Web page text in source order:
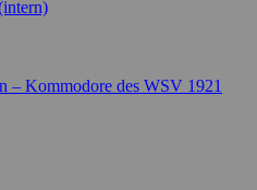
– Kommodore des WSV 1921